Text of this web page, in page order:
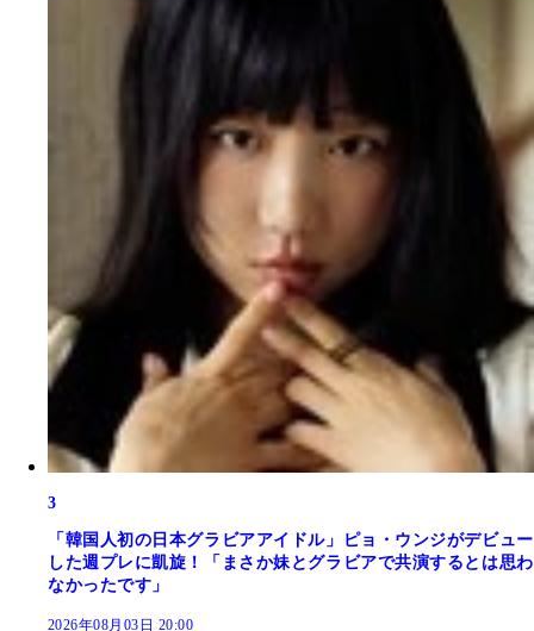
3
「韓国人初の日本グラビアアイドル」ピョ・ウンジがデビュー
した週プレに凱旋！「まさか妹とグラビアで共演するとは思わ
なかったです」
2026年08月03日 20:00